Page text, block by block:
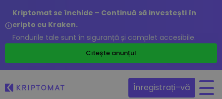
Kriptomat se închide – Continuă să investești în
cripto cu Kraken.
Fondurile tale sunt în siguranță și complet accesibile.
Citește anunțul
Înregistrați–vă